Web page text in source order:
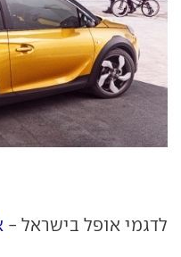
לדגמי אופל בישראל -